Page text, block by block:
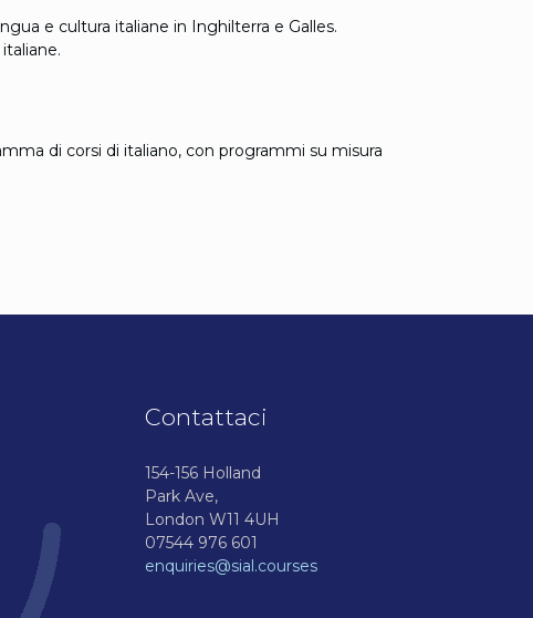
e cultura italiane in Inghilterra e Galles.
di corsi di italiano, con programmi su misura
Contattaci
154-156 Holland
Park Ave,
London W11 4UH
07544 976 601
enquiries@sial.courses